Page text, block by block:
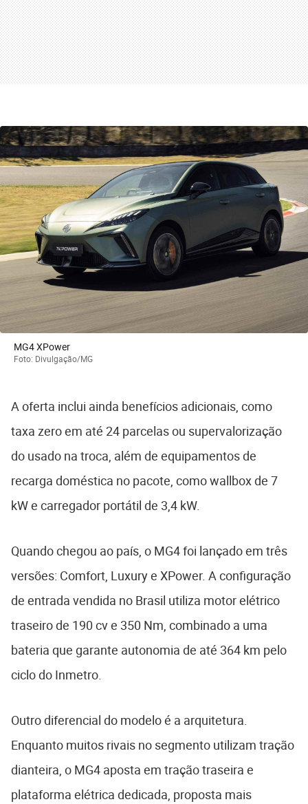
MG4 XPower
Foto: Divulgação/MG
A oferta inclui ainda benefícios adicionais, como
taxa zero em até 24 parcelas ou supervalorização
do usado na troca, além de equipamentos de
recarga doméstica no pacote, como wallbox de 7
kW e carregador portátil de 3,4 kW.
Quando chegou ao país, o MG4 foi lançado em três
versões: Comfort, Luxury e XPower. A configuração
de entrada vendida no Brasil utiliza motor elétrico
traseiro de 190 cv e 350 Nm, combinado a uma
bateria que garante autonomia de até 364 km pelo
ciclo do Inmetro.
Outro diferencial do modelo é a arquitetura.
Enquanto muitos rivais no segmento utilizam tração
dianteira, o MG4 aposta em tração traseira e
plataforma elétrica dedicada, proposta mais